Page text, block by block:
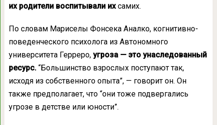
их родители воспитывали ихсамих.
По словам Мариселы Фонсека Аналко, когнитивно-
поведенческого психолога из Автономного
университета Герреро, угроза — это унаследованный
ресурс.“Большинство взрослых поступают так,
исходя из собственного опыта”, — говорит он. Он
также предполагает, что “они тоже подвергались
угрозе в детстве или юности”.